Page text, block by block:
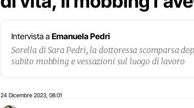
Intervista a Emanuela Pedri
Sorella di Sara Pedri, la dottoressa scomparsa
subito mobbing e vessazioni sul luogo di lavoro
24 Dicembre 2023 08:01